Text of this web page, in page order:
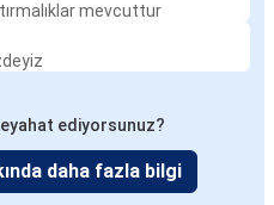
mevcuttur
ediyorsunuz?
daha fazla bilgi